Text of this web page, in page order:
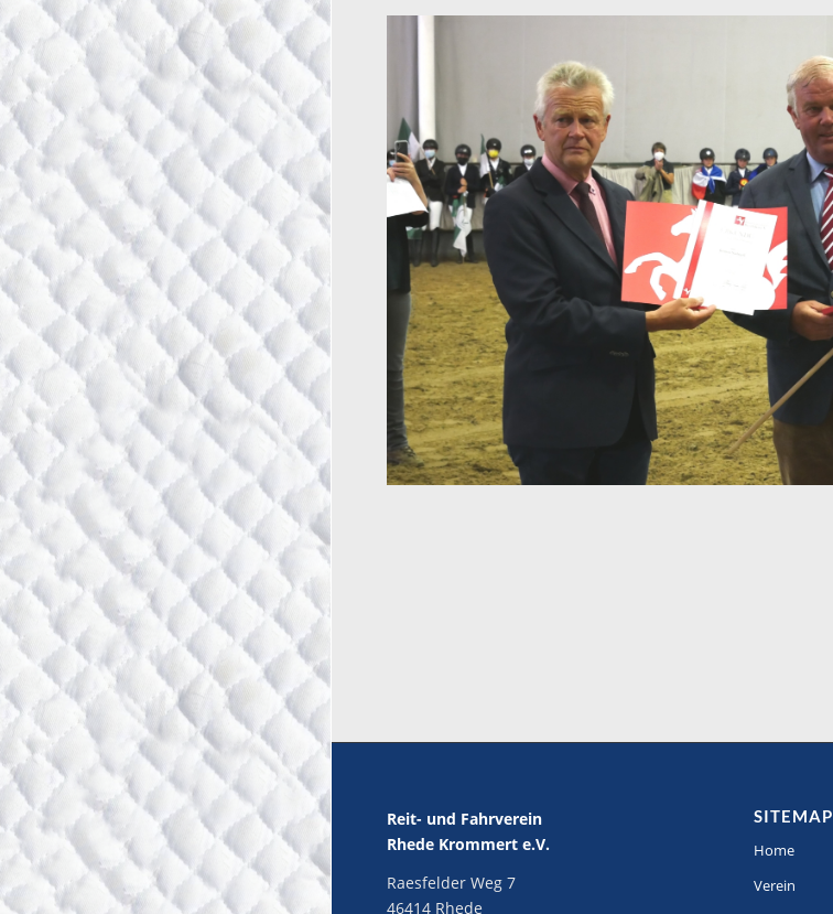
Reit- und Fahrverein
Rhede Krommert e.V.
Raesfelder Weg 7
46414 Rhede
SITEMAP
Home
Verein